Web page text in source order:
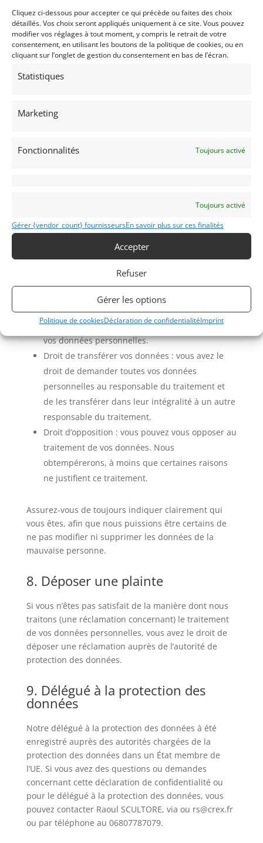
Cliquez ci-dessous pour accepter ce qui précède ou faites des choix
détaillés. Vos choix seront appliqués uniquement à ce site. Vous pouvez
modifier vos réglages à tout moment, y compris le retrait de votre
consentement, en utilisant les boutons de la politique de cookies, ou en
cliquant sur l’onglet de gestion du consentement en bas de l’écran.
Statistiques
Marketing
Fonctionnalités Toujours activé
Toujours activé
Gérer {vendor_count} fournisseursEn savoir plus sur ces finalités
Accepter
Refuser
Gérer les options
Politique de cookiesDéclaration de confidentialitéImprint
informerons activement dans la mesure du possible.
7. Accéder à vos données et les
modifier
Si vous avez des questions ou souhaitez savoir
avons à votre sujet, veuillez nous contacter. Vous
pouvez nous contacter en utilisant les informations
Vous avez le droit de savoir pourquoi vos
données personnelles que nous connaissons.
Droit de rectification : vous avez le droit à tout
ou bloquer vos données personnelles.
Si vous nous donnez votre consentement pour le
traitement de vos données, vous avez le droit de
révoquer ce consentement et de faire supprimer
vos données personnelles.
Droit de transférer vos données : vous avez le
droit de demander toutes vos données
personnelles au responsable du traitement et
de les transférer dans leur intégralité à un autre
responsable du traitement.
Droit d’opposition : vous pouvez vous opposer au
traitement de vos données. Nous
obtempérerons, à moins que certaines raisons
ne justifient ce traitement.
Assurez-vous de toujours indiquer clairement qui
vous êtes, afin que nous puissions être certains de
ne pas modifier ni supprimer les données de la
mauvaise personne.
8. Déposer une plainte
Si vous n’êtes pas satisfait de la manière dont nous
traitons (une réclamation concernant) le traitement
de vos données personnelles, vous avez le droit de
déposer une réclamation auprès de l’autorité de
protection des données.
9. Délégué à la protection des
données
Notre délégué à la protection des données à été
enregistré auprès des autorités chargées de la
protection des données dans un État membre de
l’UE. Si vous avez des questions ou demandes
concernant cette déclaration de confidentialité ou
pour le délégué à la protection des données, vous
pouvez contacter Raoul SCULTORE, via ou rs@crex.fr
ou par téléphone au 06807787079.